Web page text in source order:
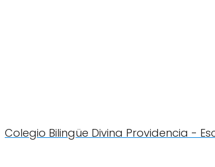
Colegio Bilingüe Divina Providencia -